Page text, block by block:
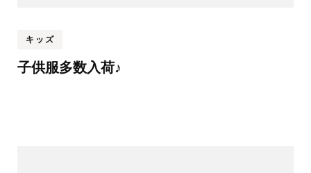
キッズ
子供服多数入荷♪